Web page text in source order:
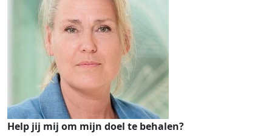
Help jij mij om mijn doel te behalen?